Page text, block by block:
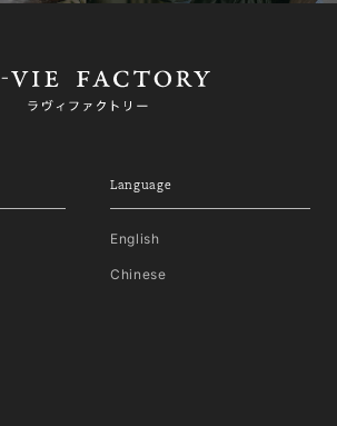
Language
English
Chinese